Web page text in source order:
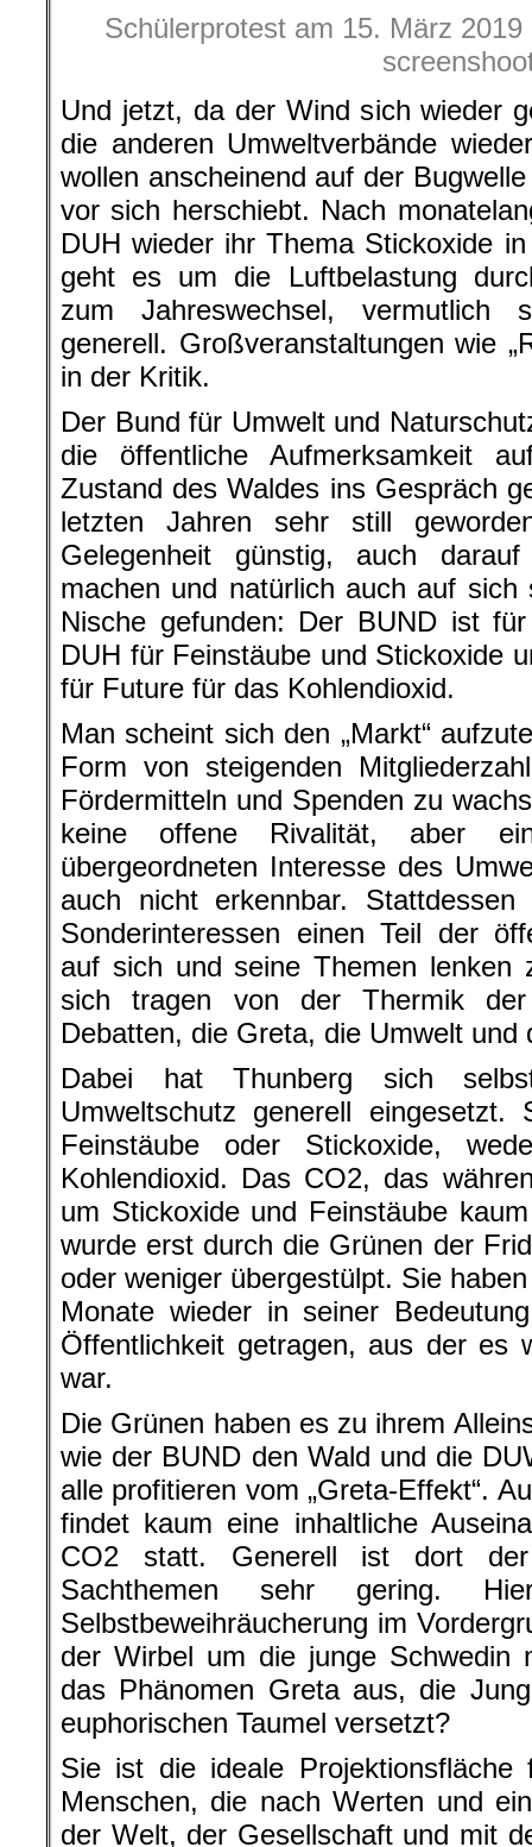
Schülerprotest am 15. März
Und jetzt, da der Wind sich wieder
die anderen Umweltverbände
wollen anscheinend auf der
vor sich herschiebt. Nach
DUH wieder ihr Thema Stickoxide
geht es um die Luftbelastung
zum Jahreswechsel, vermutlich
generell. Großveranstaltungen wie
in der Kritik.
Der Bund für Umwelt und
die öffentliche Aufmerksamkeit
Zustand des Waldes ins Gespräch
letzten Jahren sehr still
Gelegenheit günstig, auch
machen und natürlich auch auf
Nische gefunden: Der BUND ist
DUH für Feinstäube und Stickoxide
für Future für das Kohlendioxid.
Man scheint sich den „Markt“
Form von steigenden
Fördermitteln und Spenden zu
keine offene Rivalität, aber
übergeordneten Interesse des
auch nicht erkennbar.
Sonderinteressen einen Teil der
auf sich und seine Themen lenken
sich tragen von der Thermik
Debatten, die Greta, die Umwelt
Dabei hat Thunberg sich
Umweltschutz generell
Feinstäube oder Stickoxide,
Kohlendioxid. Das CO2, das
um Stickoxide und Feinstäube
wurde erst durch die Grünen der
oder weniger übergestülpt. Sie
Monate wieder in seiner
Öffentlichkeit getragen, aus der es
war.
Die Grünen haben es zu ihrem
wie der BUND den Wald und die
alle profitieren vom „Greta-Effekt“.
findet kaum eine inhaltliche
CO2 statt. Generell ist dort
Sachthemen sehr gering.
Selbstbeweihräucherung im
der Wirbel um die junge Schwedin
das Phänomen Greta aus, die
euphorischen Taumel versetzt?
Sie ist die ideale Projektionsfläche
Menschen, die nach Werten und
der Welt, der Gesellschaft und mit